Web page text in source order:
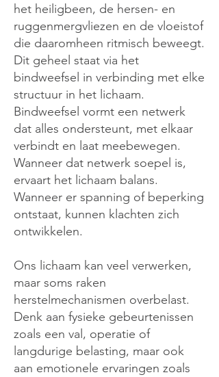
het heiligbeen, de hersen- en
ruggenmergvliezen en de vloeistof
die daaromheen ritmisch beweegt.
Dit geheel staat via het
bindweefsel in verbinding met elke
structuur in het lichaam.
Bindweefsel vormt een netwerk
dat alles ondersteunt, met elkaar
verbindt en laat meebewegen.
Wanneer dat netwerk soepel is,
ervaart het lichaam balans.
Wanneer er spanning of beperking
ontstaat, kunnen klachten zich
ontwikkelen.
Ons lichaam kan veel verwerken,
maar soms raken
herstelmechanismen overbelast.
Denk aan fysieke gebeurtenissen
zoals een val, operatie of
langdurige belasting, maar ook
aan emotionele ervaringen zoals